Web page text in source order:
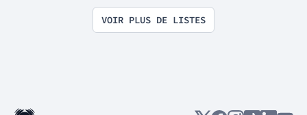
VOIR PLUS DE LISTES